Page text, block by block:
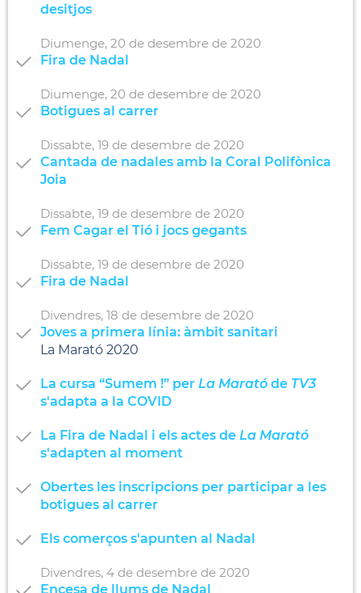
desitjos
Diumenge, 20 de desembre de 2020
Fira de Nadal
Diumenge, 20 de desembre de 2020
Botigues al carrer
Dissabte, 19 de desembre de 2020
Cantada de nadales amb la Coral Polifònica
Joia
Dissabte, 19 de desembre de 2020
Fem Cagar el Tió i jocs gegants
Dissabte, 19 de desembre de 2020
Fira de Nadal
Divendres, 18 de desembre de 2020
Joves a primera línia: àmbit sanitari
La Marató 2020
La cursa “Sumem !” per La Marató de TV3
s'adapta a la COVID
La Fira de Nadal i els actes de La Marató
s'adapten al moment
Obertes les inscripcions per participar a les
botigues al carrer
Els comerços s'apunten al Nadal
Divendres, 4 de desembre de 2020
Encesa de llums de Nadal